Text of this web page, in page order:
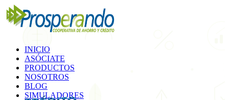
INICIO
ASÓCIATE
PRODUCTOS
NOSOTROS
BLOG
SIMULADORES